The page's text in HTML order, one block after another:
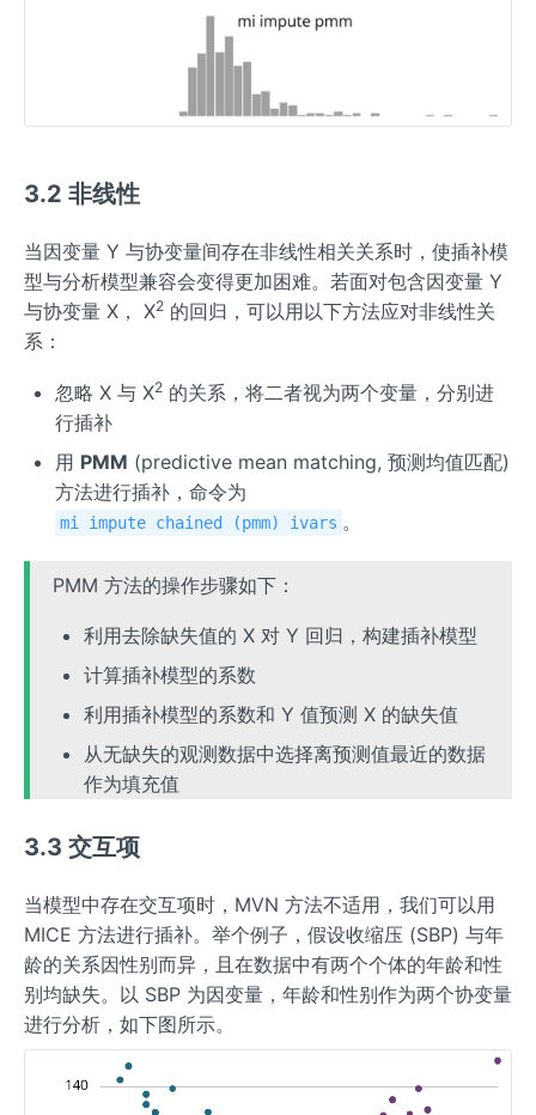
3.2 非线性
当因变量 Y 与协变量间存在非线性相关关系时，使插补模
型与分析模型兼容会变得更加困难。若面对包含因变量 Y
与协变量 X， X2 的回归，可以用以下方法应对非线性关
系：
忽略 X 与 X2的关系，将二者视为两个变量，分别进
行插补
用 PMM (predictive mean matching, 预测均值匹配)
方法进行插补，命令为
mi impute chained (pmm) ivars 。
PMM 方法的操作步骤如下：
利用去除缺失值的 X 对 Y 回归，构建插补模型
计算插补模型的系数
利用插补模型的系数和 Y 值预测 X 的缺失值
从无缺失的观测数据中选择离预测值最近的数据
作为填充值
3.3 交互项
当模型中存在交互项时，MVN 方法不适用，我们可以用
MICE 方法进行插补。举个例子，假设收缩压 (SBP) 与年
龄的关系因性别而异，且在数据中有两个个体的年龄和性
别均缺失。以 SBP 为因变量，年龄和性别作为两个协变量
进行分析，如下图所示。